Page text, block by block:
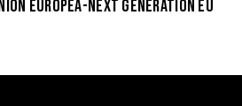
EUROPEA-NEXT GENERATION EU